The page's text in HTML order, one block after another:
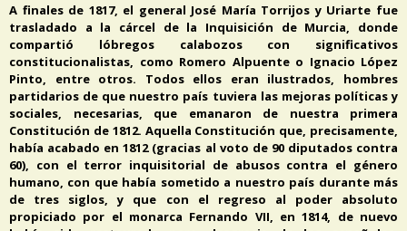
A finales de 1817, el general José María Torrijos y Uriarte fue
trasladado a la cárcel de la Inquisición de Murcia, donde
compartió lóbregos calabozos con significativos
constitucionalistas, como Romero Alpuente o Ignacio López
Pinto, entre otros. Todos ellos eran ilustrados, hombres
partidarios de que nuestro país tuviera las mejoras políticas y
sociales, necesarias, que emanaron de nuestra primera
Constitución de 1812. Aquella Constitución que, precisamente,
había acabado en 1812 (gracias al voto de 90 diputados contra
60), con el terror inquisitorial de abusos contra el género
humano, con que había sometido a nuestro país durante más
de tres siglos, y que con el regreso al poder absoluto
propiciado por el monarca Fernando VII, en 1814, de nuevo